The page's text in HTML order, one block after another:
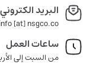
البريد الكتروني
info [at] nsgco.co
ساعات العمل
من السبت إلى